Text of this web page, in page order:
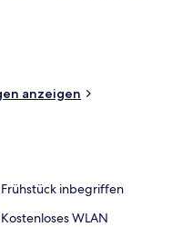
anzeigen
Frühstück inbegriffen
Kostenloses WLAN